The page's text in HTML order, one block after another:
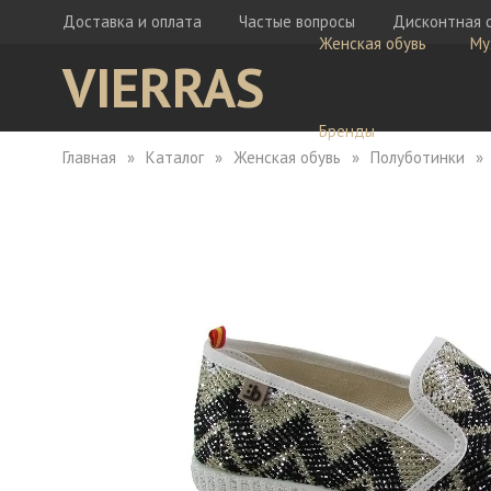
Доставка и оплата Частые вопросы Дисконтная
VIERRAS
Женская обувь
Ботфорты
Тапочки
Туфли
Бренды
Главная Каталог Женская обувь Полуботинки